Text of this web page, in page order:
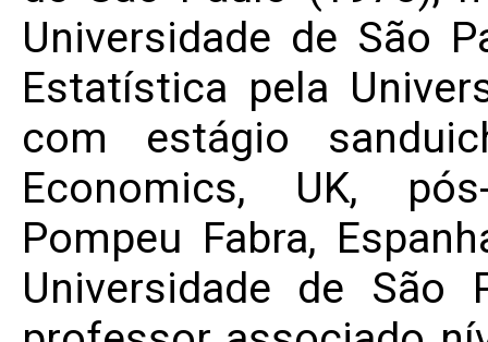
Universidade de São
Estatística pela
com estágio
Economics, UK,
Pompeu Fabra,
Universidade de São